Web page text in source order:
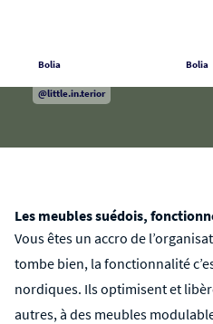
Bolia Bolia
@little.in.terior
Les meubles suédois,
Vous êtes un accro de
tombe bien, la fonctionnalité
nordiques. Ils optimisent et
autres, à des meubles